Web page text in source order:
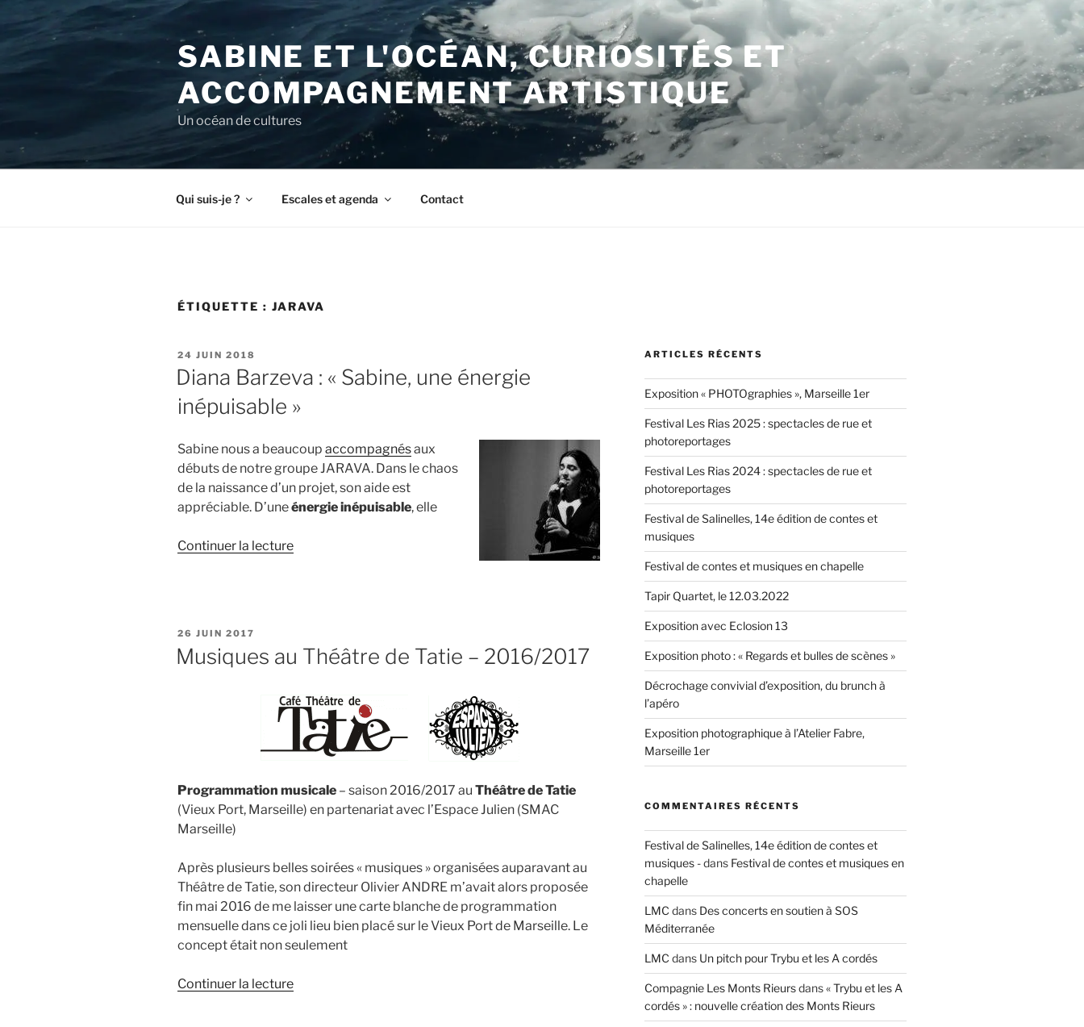
contenu
principal
SABINE ET L'OCÉAN, CURIOSITÉS ET
ACCOMPAGNEMENT ARTISTIQUE
Un océan de cultures
Qui suis-je ? Escales et agenda Contact
ÉTIQUETTE : JARAVA
PUBLIÉ
LE
24 JUIN 2018
Diana Barzeva : « Sabine, une énergie
inépuisable »
Sabine nous a beaucoup accompagnésaux
débuts de notre groupe JARAVA. Dans le chaos
de la naissance d’un projet, son aide est
appréciable. D’uneénergie inépuisable, elle
Continuer la lecturede
énergie
PUBLIÉ
26 JUIN 2017
Musiques au Théâtre de Tatie – 2016/2017
Programmation musicale – saison 2016/2017 au Théâtre de Tatie
(Vieux Port, Marseille) en partenariat avec l’Espace Julien (SMAC
Marseille)
Après plusieurs belles soirées « musiques » organisées auparavant au
Théâtre de Tatie, son directeur Olivier ANDRE m’avait alors proposée
fin mai 2016 de me laisser une carte blanche de programmation
mensuelle dans ce joli lieu bien placé sur le Vieux Port de Marseille. Le
concept était non seulement
Continuer la lecturede
ARTICLES RÉCENTS
Exposition « PHOTOgraphies », Marseille 1er
Festival Les Rias 2025 : spectacles de rue et
photoreportages
Festival Les Rias 2024 : spectacles de rue et
photoreportages
Festival de Salinelles, 14e édition de contes et
musiques
Festival de contes et musiques en chapelle
Tapir Quartet, le 12.03.2022
Exposition avec Eclosion 13
Exposition photo : « Regards et bulles de scènes »
Décrochage convivial d’exposition, du brunch à
l’apéro
Exposition photographique à l’Atelier Fabre,
Marseille 1er
COMMENTAIRES RÉCENTS
Festival de Salinelles, 14e édition de contes et
musiques -dans Festival de contes et musiques en
chapelle
LMC dans Des concerts en soutien à SOS
Méditerranée
LMC dans Un pitch pour Trybu et les A cordés
Compagnie Les Monts Rieursdans« Trybu et les A
cordés » : nouvelle création des Monts Rieurs